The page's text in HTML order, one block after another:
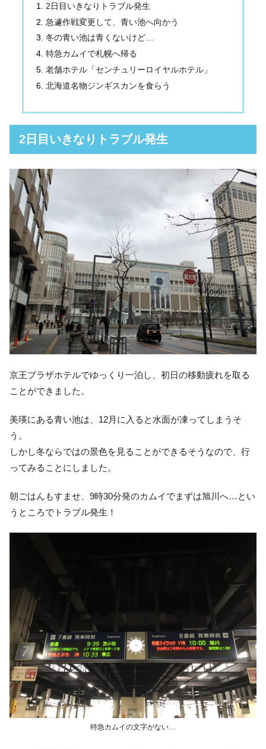
2日目いきなりトラブル発生
急遽作戦変更して、青い池へ向かう
冬の青い池は青くないけど…
特急カムイで札幌へ帰る
老舗ホテル「センチュリーロイヤルホテル」
北海道名物ジンギスカンを食らう
2日目いきなりトラブル発生
京王プラザホテルでゆっくり一泊し、初日の移動疲れを取る
ことができました。
美瑛にある青い池は、12月に入ると水面が凍ってしまうそ
う。
しかし冬ならではの景色を見ることができるそうなので、行
ってみることにしました。
朝ごはんもすませ、9時30分発のカムイでまずは旭川へ…とい
うところでトラブル発生！
特急カムイの文字がない…